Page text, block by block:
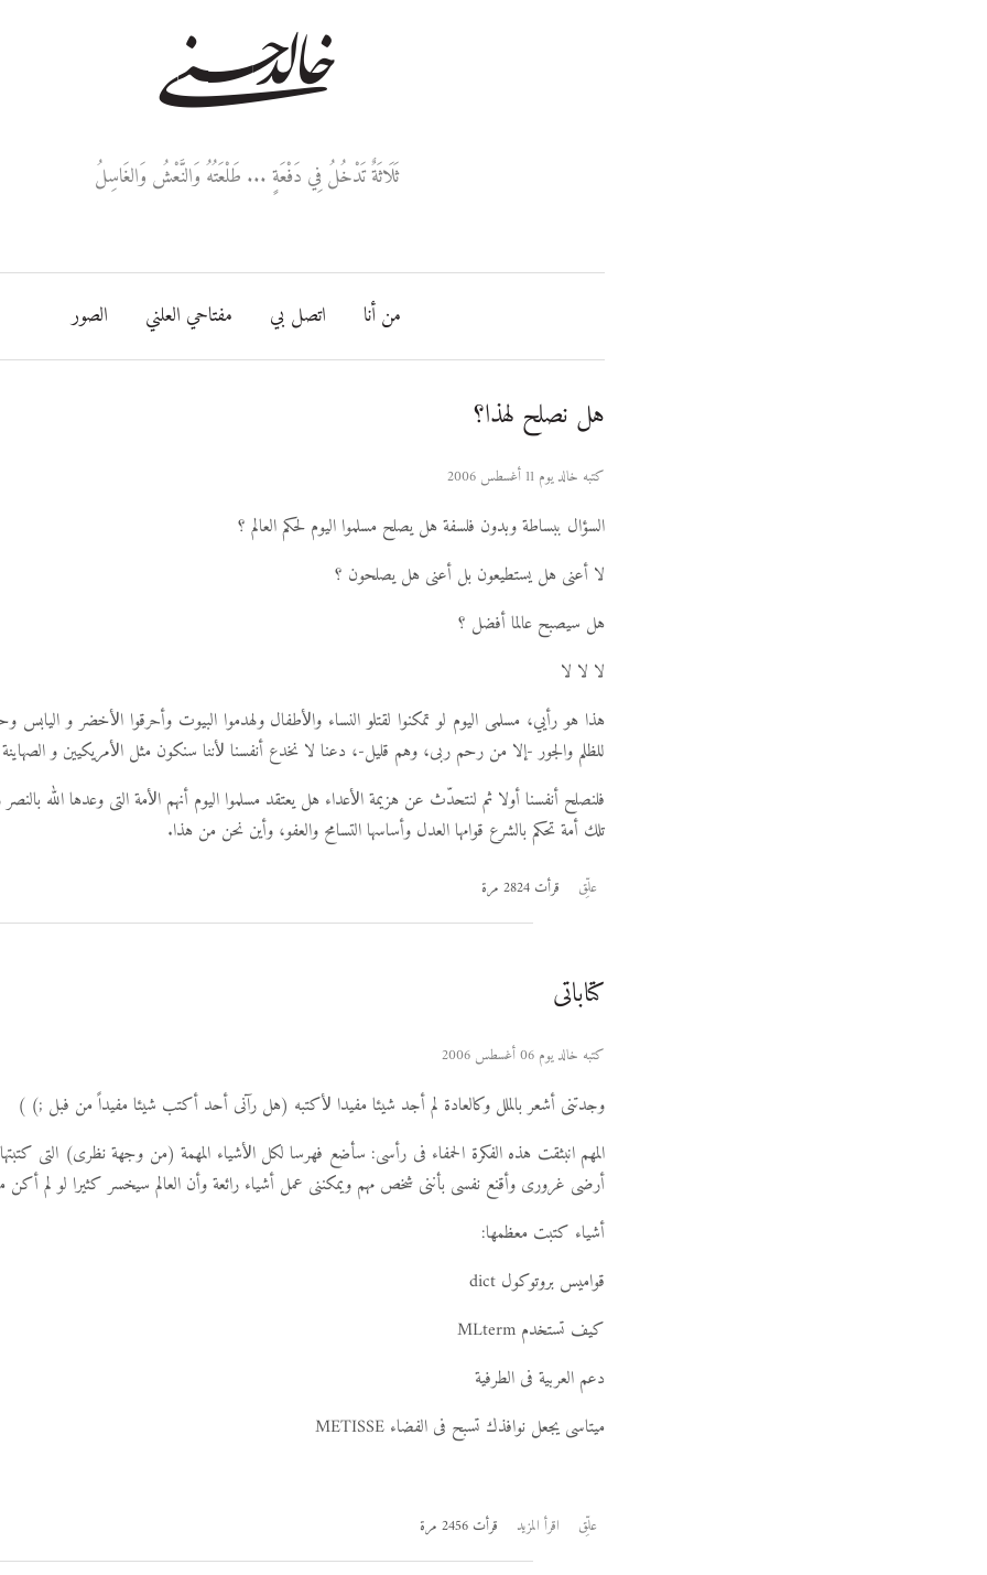
خالد حسني
ثَلَاثَةٌ تَدْخُلُ فِي دَفْعَةٍ ... طَلْعَتُهُ وَالنَّعْشُ وَالغَاسِلُ
من أنا اتصل بي مفتاحي العلني الصور
هل نصلح لهذا؟
كتبه خالد يوم 11 أغسطس 2006
السؤال ببساطة وبدون فلسفة هل يصلح مسلموا اليوم لحكم العالم ؟
لا أعنى هل يستطيعون بل أعنى هل يصلحون ؟
هل سيصبح عالما أفضل ؟
لا لا لا
هذا هو رأيي، مسلمى اليوم لو تمكنوا لقتلو النساء واﻷطفال ولهدموا البيوت وأحرقوا اﻷخضر و اليابس
للظلم والجور -إلا من رحم ربى، وهم قليل-، دعنا لا نخدع أنفسنا ﻷننا سنكون مثل اﻷمريكيين و
فلنصلح أنفسنا أولا ثم لنتحدّث عن هزيمة اﻷعداء هل يعتقد مسلموا اليوم أنهم اﻷمة التى وعدها الله بالنصر
تلك أمة تحكم بالشرع قوامها العدل وأساسها التسامح والعفو، وأين نحن من هذا.
علِّق قرأت 2824 مرة
كتاباتى
كتبه خالد يوم 06 أغسطس 2006
وجدتنى أشعر بالملل وكالعادة لم أجد شيئا مفيدا ﻷكتبه (هل رآنى أحد أكتب شيئا مفيداً من فبل ;) )
المهم انبثقت هذه الفكرة الحمفاء فى رأسى: سأضع فهرسا لكل اﻷشياء المهمة (من وجهة نظرى) التى
أرضى غرورى وأقنع نفسى بأننى شخص مهم ويمكننى عمل أشياء رائعة وأن العالم سيخسر كثيرا لو لم أكن
أشياء كتبت معظمها:
قواميس بروتوكول dict
كيف تستخدم MLterm
دعم العربية فى الطرفية
ميتاسى يجعل نوافذك تسبح فى الفضاء METISSE
علِّق اقرأ المزيد قرأت 2456 مرة